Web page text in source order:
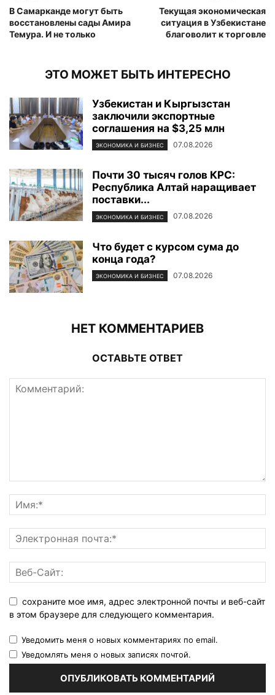
В Самарканде могут быть
восстановлены сады Амира
Темура. И не только
Текущая экономическая
ситуация в Узбекистане
благоволит к торговле
ЭТО МОЖЕТ БЫТЬ ИНТЕРЕСНО
Узбекистан и Кыргызстан
заключили экспортные
соглашения на $3,25 млн
ЭКОНОМИКА И БИЗНЕС 07.08.2026
Почти 30 тысяч голов КРС:
Республика Алтай наращивает
поставки...
ЭКОНОМИКА И БИЗНЕС 07.08.2026
Что будет с курсом сума до
конца года?
ЭКОНОМИКА И БИЗНЕС 07.08.2026
НЕТ КОММЕНТАРИЕВ
ОСТАВЬТЕ ОТВЕТ
сохраните мое имя, адрес электронной почты и веб-сайт
в этом браузере для следующего комментария.
Уведомить меня о новых комментариях по email.
Уведомлять меня о новых записях почтой.